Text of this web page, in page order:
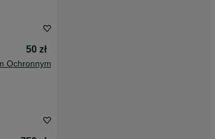
50 zł
Ochronnym